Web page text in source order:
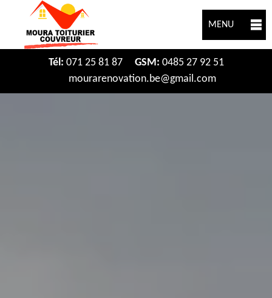
MENU
Tél: 071 25 81 87 GSM: 0485 27 92 51
mourarenovation.be@gmail.com